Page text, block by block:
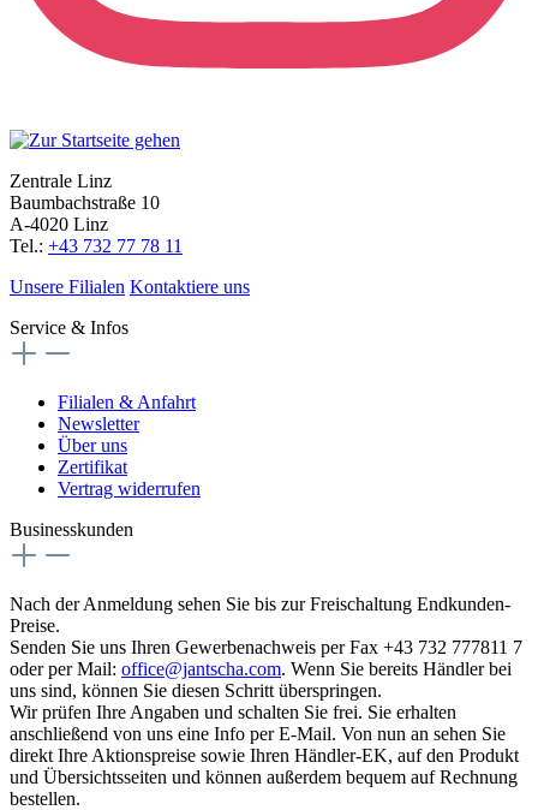
Zentrale Linz
Baumbachstraße 10
A-4020 Linz
Tel.: +43 732 77 78 11
Unsere Filialen Kontaktiere uns
Service & Infos
Filialen & Anfahrt
Newsletter
Über uns
Zertifikat
Vertrag widerrufen
Businesskunden
Nach der Anmeldung sehen Sie bis zur Freischaltung Endkunden-
Preise.
Senden Sie uns Ihren Gewerbenachweis per Fax +43 732 777811 7
oder per Mail: office@jantscha.com. Wenn Sie bereits Händler bei
uns sind, können Sie diesen Schritt überspringen.
Wir prüfen Ihre Angaben und schalten Sie frei. Sie erhalten
anschließend von uns eine Info per E-Mail. Von nun an sehen Sie
direkt Ihre Aktionspreise sowie Ihren Händler-EK, auf den Produkt
und Übersichtsseiten und können außerdem bequem auf Rechnung
bestellen.